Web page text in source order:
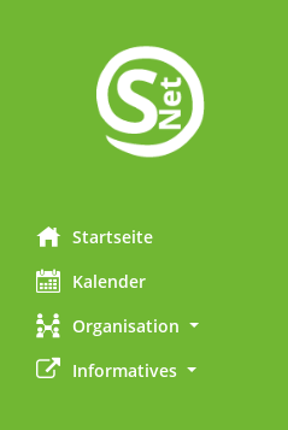
Startseite
Kalender
Organisation
Informatives